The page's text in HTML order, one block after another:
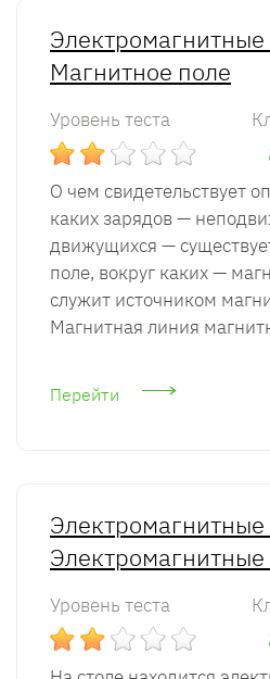
Электромагнитные
Магнитное поле
Уровень теста
О чем свидетельствует
каких зарядов —
движущихся —
поле, вокруг каких —
служит источником
Магнитная линия
Перейти
Электромагнитные
Электромагнитные
Уровень теста